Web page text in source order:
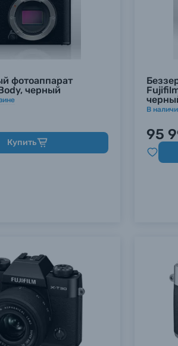
фотоаппарат
черный
Купить
В
95